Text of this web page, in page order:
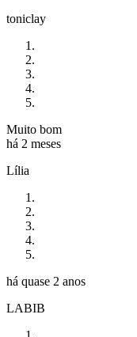
toniclay
Muito bom
há 2 meses
Lília
há quase 2 anos
LABIB